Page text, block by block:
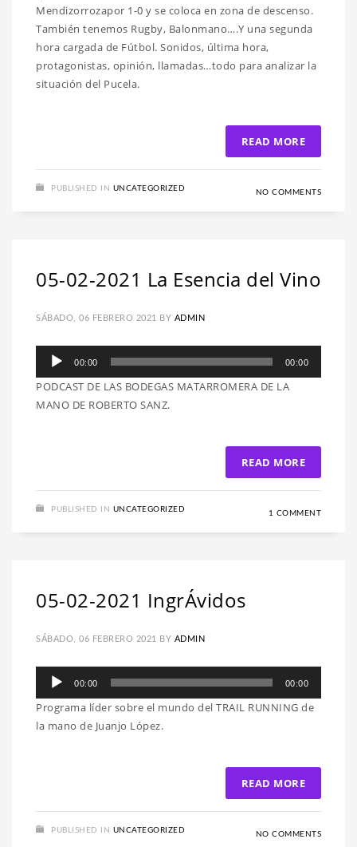
Mendizorrozapor 1-0 y se coloca en zona de descenso.
También tenemos Rugby, Balonmano….Y una segunda
hora cargada de Fútbol. Sonidos, última hora,
protagonistas, opinión, llamadas…todo para analizar la
situación del Pucela.
READ MORE
PUBLISHED IN UNCATEGORIZED NO COMMENTS
05-02-2021 La Esencia del Vino
SÁBADO, 06 FEBRERO 2021 BY ADMIN
Reproductor
audio
00:00 00:00
PODCAST DE LAS BODEGAS MATARROMERA DE LA
MANO DE ROBERTO SANZ.
READ MORE
PUBLISHED IN UNCATEGORIZED 1 COMMENT
05-02-2021 IngrÁvidos
SÁBADO, 06 FEBRERO 2021 BY ADMIN
Reproductor
audio
00:00 00:00
Programa líder sobre el mundo del TRAIL RUNNING de
la mano de Juanjo López.
READ MORE
PUBLISHED IN UNCATEGORIZED NO COMMENTS